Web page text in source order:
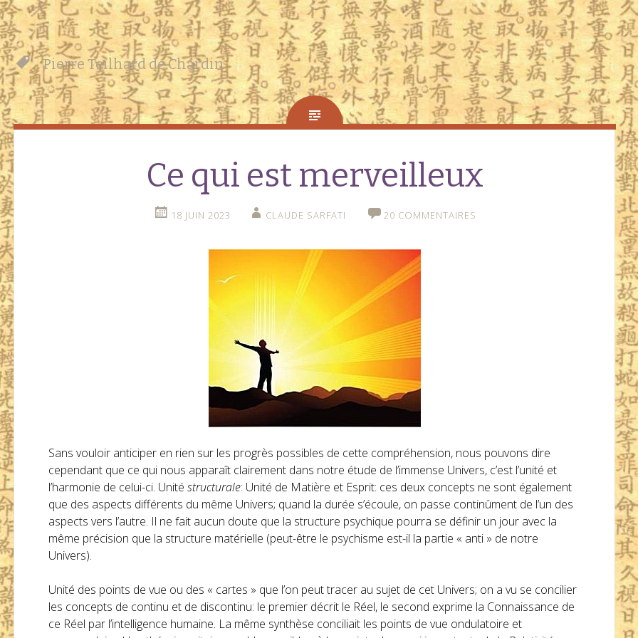
Pierre Teilhard de Chardin
Ce qui est merveilleux
18 JUIN 2023 CLAUDE SARFATI 20 COMMENTAIRES
Sans vouloir anticiper en rien sur les progrès possibles de cette compréhension, nous pouvons dire
cependant que ce qui nous apparaît clairement dans notre étude de l’immense Univers, c’est l’unité et
l’harmonie de celui-ci. Unitéstructurale: Unité de Matière et Esprit: ces deux concepts ne sont également
que des aspects différents du même Univers; quand la durée s’écoule, on passe continûment de l’un des
aspects vers l’autre. Il ne fait aucun doute que la structure psychique pourra se définir un jour avec la
même précision que la structure matérielle (peut-être le psychisme est-il la partie « anti » de notre
Univers).
Unité des points de vue ou des « cartes » que l’on peut tracer au sujet de cet Univers; on a vu se concilier
les concepts de continu et de discontinu: le premier décrit le Réel, le second exprime la Connaissance de
ce Réel par l’intelligence humaine. La même synthèse conciliait les points de vue ondulatoire et